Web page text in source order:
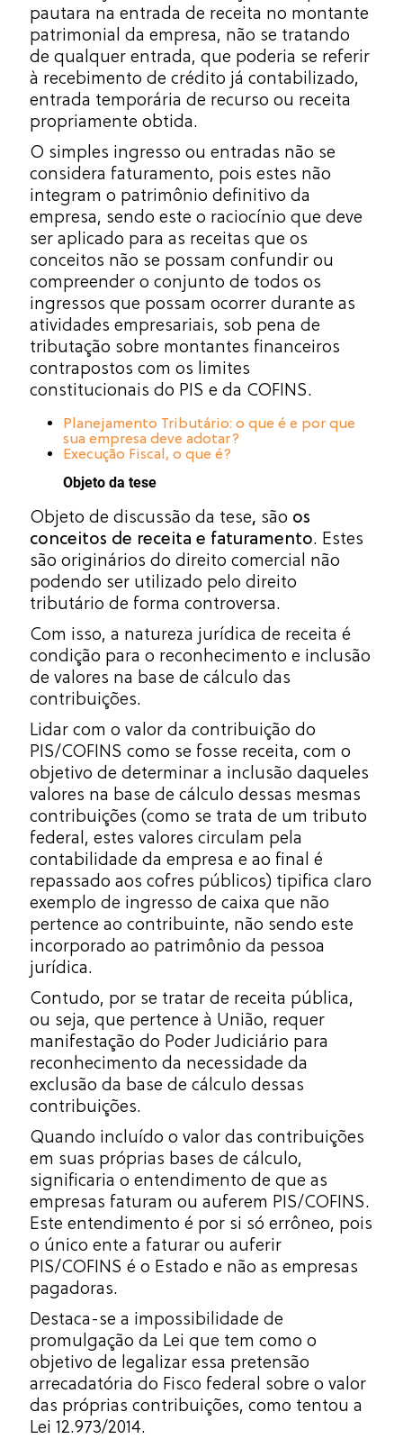
pautara na entrada de receita no montante
patrimonial da empresa, não se tratando
de qualquer entrada, que poderia se referir
à recebimento de crédito já contabilizado,
entrada temporária de recurso ou receita
propriamente obtida.
O simples ingresso ou entradas não se
considera faturamento, pois estes não
integram o patrimônio definitivo da
empresa, sendo este o raciocínio que deve
ser aplicado para as receitas que os
conceitos não se possam confundir ou
compreender o conjunto de todos os
ingressos que possam ocorrer durante as
atividades empresariais, sob pena de
tributação sobre montantes financeiros
contrapostos com os limites
constitucionais do PIS e da COFINS.
Planejamento Tributário: o que é e por que
sua empresa deve adotar?
Execução Fiscal, o que é?
Objeto da tese
Objeto de discussão da tese, são os
conceitos de receita e faturamento. Estes
são originários do direito comercial não
podendo ser utilizado pelo direito
tributário de forma controversa.
Com isso, a natureza jurídica de receita é
condição para o reconhecimento e inclusão
de valores na base de cálculo das
contribuições.
Lidar com o valor da contribuição do
PIS/COFINS como se fosse receita, com o
objetivo de determinar a inclusão daqueles
valores na base de cálculo dessas mesmas
contribuições (como se trata de um tributo
federal, estes valores circulam pela
contabilidade da empresa e ao final é
repassado aos cofres públicos) tipifica claro
exemplo de ingresso de caixa que não
pertence ao contribuinte, não sendo este
incorporado ao patrimônio da pessoa
jurídica.
Contudo, por se tratar de receita pública,
ou seja, que pertence à União, requer
manifestação do Poder Judiciário para
reconhecimento da necessidade da
exclusão da base de cálculo dessas
contribuições.
Quando incluído o valor das contribuições
em suas próprias bases de cálculo,
significaria o entendimento de que as
empresas faturam ou auferem PIS/COFINS.
Este entendimento é por si só errôneo, pois
o único ente a faturar ou auferir
PIS/COFINS é o Estado e não as empresas
pagadoras.
Destaca-se a impossibilidade de
promulgação da Lei que tem como o
objetivo de legalizar essa pretensão
arrecadatória do Fisco federal sobre o valor
das próprias contribuições, como tentou a
Lei 12.973/2014.